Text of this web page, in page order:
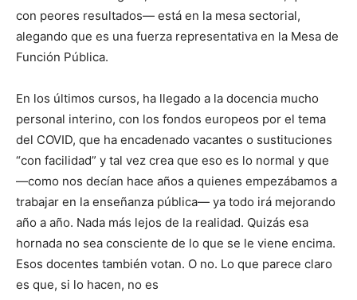
con peores resultados— está en la mesa sectorial,
alegando que es una fuerza representativa en la Mesa de
Función Pública.
En los últimos cursos, ha llegado a la docencia mucho
personal interino, con los fondos europeos por el tema
del COVID, que ha encadenado vacantes o sustituciones
“con facilidad” y tal vez crea que eso es lo normal y que
—como nos decían hace años a quienes empezábamos a
trabajar en la enseñanza pública— ya todo irá mejorando
año a año. Nada más lejos de la realidad. Quizás esa
hornada no sea consciente de lo que se le viene encima.
Esos docentes también votan. O no. Lo que parece claro
es que, si lo hacen, no es